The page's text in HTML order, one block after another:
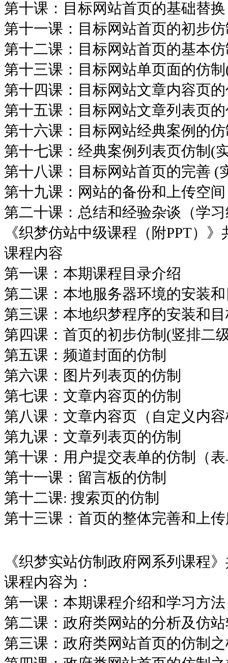
第十课：目标网站首页的基础替
第十一课：目标网站首页的初步
第十二课：目标网站首页的基本
第十三课：目标网站单页面的仿
第十四课：目标网站文章内容页
第十五课：目标网站文章列表页
第十六课：目标网站经典案例的
第十七课：经典案例列表页仿制(
第十八课：目标网站首页的完善 (
第十九课：网站的备份和上传空间
第二十课：总结和经验杂谈（学
《织梦仿站中级课程（附PPT）
课程内容
第一课：本期课程目录介绍
第二课：本地服务器环境的安装
第三课：本地织梦程序的安装和
第四课：首页的初步仿制(竖排二
第五课：频道封面的仿制
第六课：图片列表页的仿制
第七课：文章内容页的仿制
第八课：文章内容页（自定义内
第九课：文章列表页的仿制
第十课：用户提交表单的仿制（
第十一课：留言板的仿制
第十二课: 搜索页的仿制
第十三课：首页的整体完善和上
《织梦实站仿制政府网系列课程
课程内容为：
第一课：本期课程介绍和学习方法
第二课：政府类网站的分析及仿
第三课：政府类网站首页的仿制